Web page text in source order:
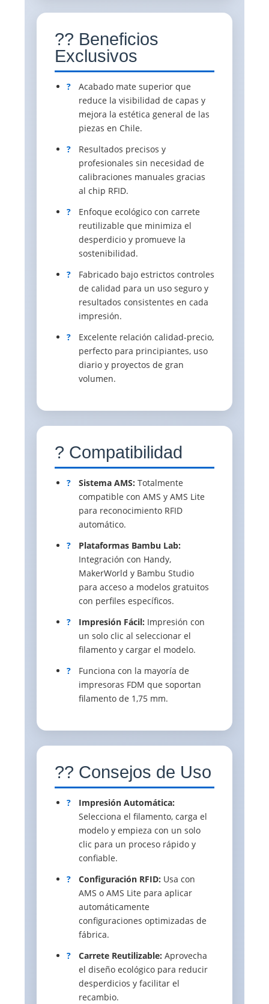
?? Beneficios
Exclusivos
?
Acabado mate superior que
reduce la visibilidad de capas y
mejora la estética general de las
piezas en Chile.
?
Resultados precisos y
profesionales sin necesidad de
calibraciones manuales gracias
al chip RFID.
?
Enfoque ecológico con carrete
reutilizable que minimiza el
desperdicio y promueve la
sostenibilidad.
?
Fabricado bajo estrictos controles
de calidad para un uso seguro y
resultados consistentes en cada
impresión.
?
Excelente relación calidad-precio,
perfecto para principiantes, uso
diario y proyectos de gran
volumen.
? Compatibilidad
? Sistema AMS: Totalmente
compatible con AMS y AMS Lite
para reconocimiento RFID
automático.
?
Plataformas Bambu Lab:
Integración con Handy,
MakerWorld y Bambu Studio
para acceso a modelos gratuitos
con perfiles específicos.
?
Impresión Fácil: Impresión con
un solo clic al seleccionar el
filamento y cargar el modelo.
?
Funciona con la mayoría de
impresoras FDM que soportan
filamento de 1,75 mm.
?? Consejos de Uso
?
Impresión Automática:
Selecciona el filamento, carga el
modelo y empieza con un solo
clic para un proceso rápido y
confiable.
?
Configuración RFID: Usa con
AMS o AMS Lite para aplicar
automáticamente
configuraciones optimizadas de
fábrica.
?
Carrete Reutilizable: Aprovecha
el diseño ecológico para reducir
desperdicios y facilitar el
recambio.